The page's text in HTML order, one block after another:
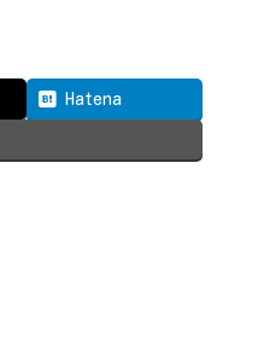
Hatena